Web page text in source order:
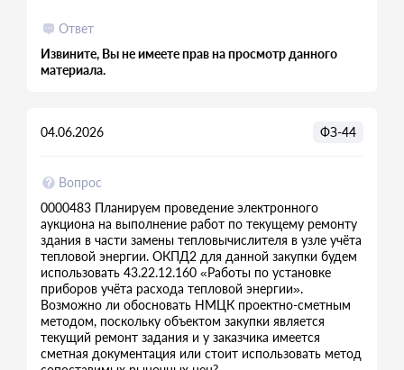
Ответ
Извините, Вы не имеете прав на просмотр данного
материала.
Вопрос
0000483 Планируем проведение электронного
аукциона на выполнение работ по текущему ремонту
здания в части замены тепловычислителя в узле учёта
тепловой энергии. ОКПД2 для данной закупки будем
использовать 43.22.12.160 «Работы по установке
приборов учёта расхода тепловой энергии».
Возможно ли обосновать НМЦК проектно-сметным
методом, поскольку объектом закупки является
текущий ремонт задания и у заказчика имеется
сметная документация или стоит использовать метод
04.06.2026 ФЗ-44